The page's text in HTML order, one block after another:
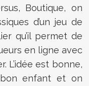
Boutique, on
d’un jeu de
qu’il permet de
en ligne avec
L’idée est bonne,
bon enfant et on